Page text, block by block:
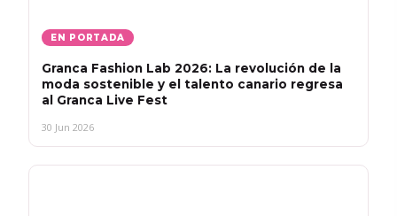
EN PORTADA
Granca Fashion Lab 2026: La revolución de la
moda sostenible y el talento canario regresa
al Granca Live Fest
30 Jun 2026